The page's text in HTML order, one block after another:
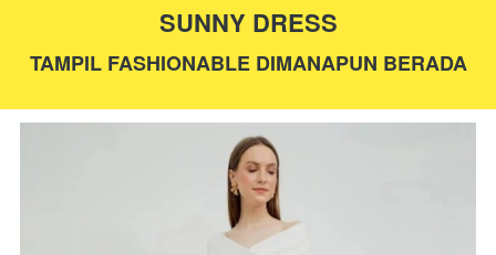
SUNNY DRESS
TAMPIL FASHIONABLE DIMANAPUN BERADA